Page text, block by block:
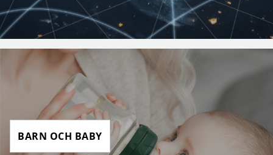
BARN OCH BABY